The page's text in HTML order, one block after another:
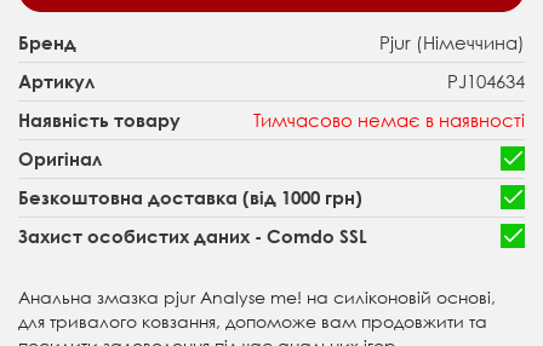
Бренд Pjur (Німеччина)
Артикул PJ104634
Наявність товару Тимчасово немає в наявності
Оригінал
Безкоштовна доставка (від 1000 грн)
Захист особистих даних - Comdo SSL
Анальна змазка pjur Analyse me! на силіконовій основі,
для тривалого ковзання, допоможе вам продовжити та